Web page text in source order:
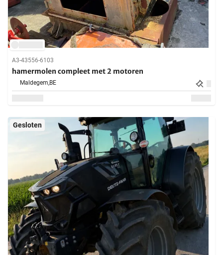
A3-43556-6103
hamermolen compleet met 2 motoren
Maldegem,BE
Gesloten